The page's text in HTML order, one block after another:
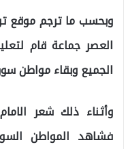
وبحسب ما ترجم موقع
العصر جماعة قام
الجميع وبقاء مواطن
وأثناء ذلك شعر
فشاهد المواطن